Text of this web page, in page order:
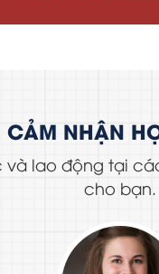
CẢM NHẬN
lao động tại
cho bạn.